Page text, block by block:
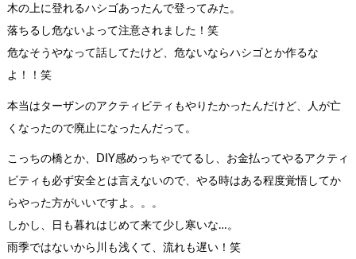
木の上に登れるハシゴあったんで登ってみた。
落ちるし危ないよって注意されました！笑
危なそうやなって話してたけど、危ないならハシゴとか作るな
よ！！笑
本当はターザンのアクティビティもやりたかったんだけど、人が亡
くなったので廃止になったんだって。
こっちの橋とか、DIY感めっちゃでてるし、お金払ってやるアクティ
ビティも必ず安全とは言えないので、やる時はある程度覚悟してか
らやった方がいいですよ。。。
しかし、日も暮れはじめて来て少し寒いな…。
雨季ではないから川も浅くて、流れも遅い！笑